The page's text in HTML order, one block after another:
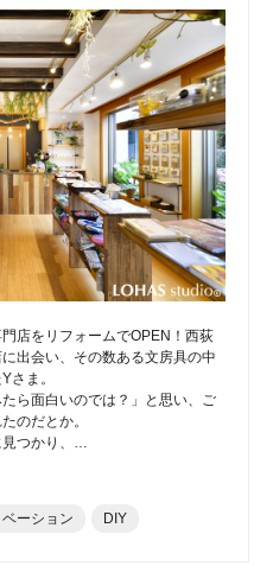
店をリフォームでOPEN！西荻
出会い、その数ある文房具の中
さま。
ら面白いのでは？」と思い、ご
のだとか。
つかり、…
ベーション DIY